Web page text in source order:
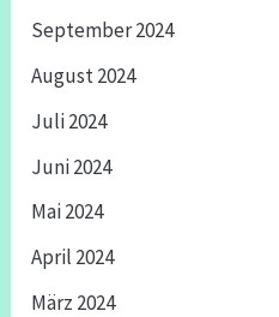
September 2024
August 2024
Juli 2024
Juni 2024
Mai 2024
April 2024
März 2024